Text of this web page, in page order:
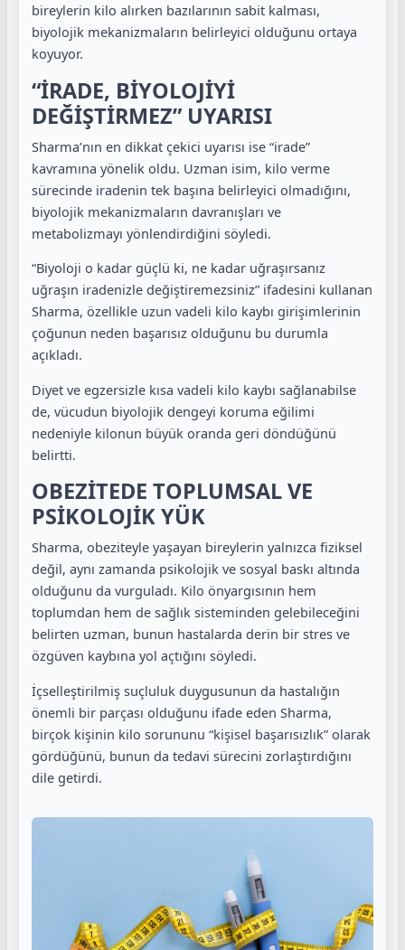
bireylerin kilo alırken bazılarının sabit kalması,
biyolojik mekanizmaların belirleyici olduğunu ortaya
koyuyor.
“İRADE, BİYOLOJİYİ
DEĞİŞTİRMEZ” UYARISI
Sharma’nın en dikkat çekici uyarısı ise “irade”
kavramına yönelik oldu. Uzman isim, kilo verme
sürecinde iradenin tek başına belirleyici olmadığını,
biyolojik mekanizmaların davranışları ve
metabolizmayı yönlendirdiğini söyledi.
“Biyoloji o kadar güçlü ki, ne kadar uğraşırsanız
uğraşın iradenizle değiştiremezsiniz” ifadesini kullanan
Sharma, özellikle uzun vadeli kilo kaybı girişimlerinin
çoğunun neden başarısız olduğunu bu durumla
açıkladı.
Diyet ve egzersizle kısa vadeli kilo kaybı sağlanabilse
de, vücudun biyolojik dengeyi koruma eğilimi
nedeniyle kilonun büyük oranda geri döndüğünü
belirtti.
OBEZİTEDE TOPLUMSAL VE
PSİKOLOJİK YÜK
Sharma, obeziteyle yaşayan bireylerin yalnızca fiziksel
değil, aynı zamanda psikolojik ve sosyal baskı altında
olduğunu da vurguladı. Kilo önyargısının hem
toplumdan hem de sağlık sisteminden gelebileceğini
belirten uzman, bunun hastalarda derin bir stres ve
özgüven kaybına yol açtığını söyledi.
İçselleştirilmiş suçluluk duygusunun da hastalığın
önemli bir parçası olduğunu ifade eden Sharma,
birçok kişinin kilo sorununu “kişisel başarısızlık” olarak
gördüğünü, bunun da tedavi sürecini zorlaştırdığını
dile getirdi.